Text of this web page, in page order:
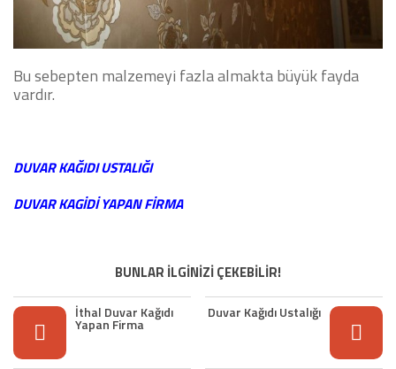
Bu sebepten malzemeyi fazla almakta büyük fayda
vardır.
DUVAR KAĞIDI USTALIĞI
DUVAR KAGİDİ YAPAN FİRMA
BUNLAR İLGİNİZİ ÇEKEBİLİR!
İthal Duvar Kağıdı
Yapan Firma
Duvar Kağıdı Ustalığı